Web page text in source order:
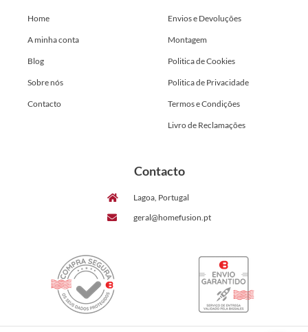
Home
A minha conta
Blog
Sobre nós
Contacto
Envios e Devoluções
Montagem
Politica de Cookies
Politica de Privacidade
Termos e Condições
Livro de Reclamações
Contacto
Lagoa, Portugal
geral@homefusion.pt